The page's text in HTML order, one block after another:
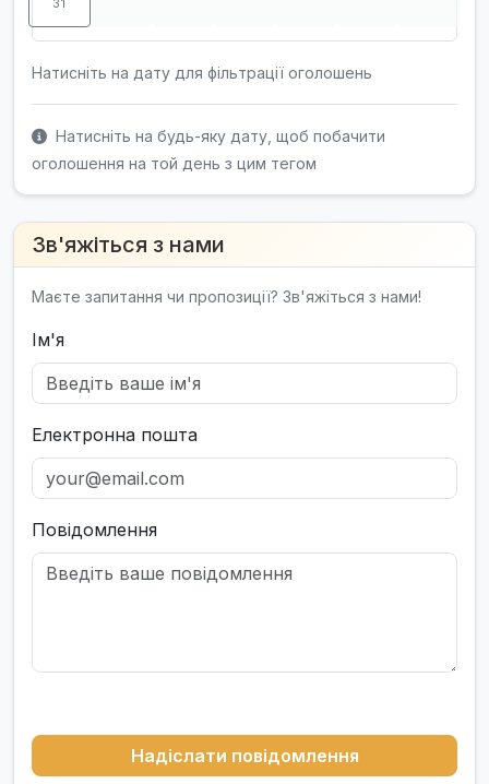
Натисніть на дату для фільтрації оголошень
Натисніть на будь-яку дату, щоб побачити
оголошення на той день з цим тегом
Зв'яжіться з нами
Маєте запитання чи пропозиції? Зв'яжіться з нами!
Ім'я
Електронна пошта
Повідомлення
Надіслати повідомлення